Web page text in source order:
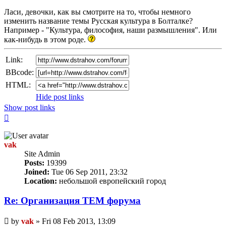
Ласи, девочки, как вы смотрите на то, чтобы немного
изменить название темы Русская культура в Болталке?
Например - "Культура, философия, наши размышления". Или
как-нибудь в этом роде.
Link:
BBcode:
HTML:
Hide post links
Show post links
vak
Site Admin
Posts: 19399
Joined: Tue 06 Sep 2011, 23:32
Location: небольшой европейский город
Re: Организация TЕМ форума
Unread
post
by vak » Fri 08 Feb 2013, 13:09